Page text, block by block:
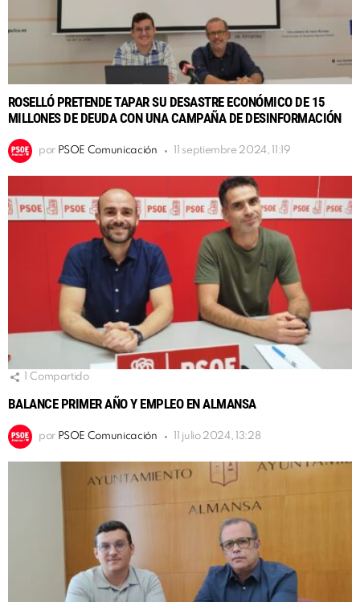
ROSELLÓ PRETENDE TAPAR SU DESASTRE ECONÓMICO DE 15
MILLONES DE DEUDA CON UNA CAMPAÑA DE DESINFORMACIÓN
por PSOE Comunicación 11 septiembre 2024, 11:19
Compartido
BALANCE PRIMER AÑO Y EMPLEO EN ALMANSA
por PSOE Comunicación 11 julio 2024, 13:28